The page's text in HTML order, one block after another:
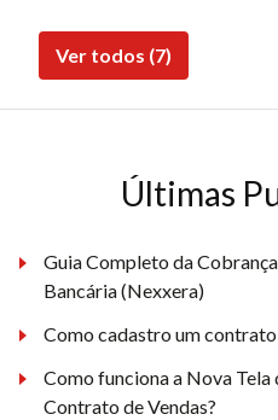
Ver todos (7)
Últimas
Guia Completo da
Bancária (Nexxera)
Como cadastro um contrato
Como funciona a Nova
Contrato de Vendas?